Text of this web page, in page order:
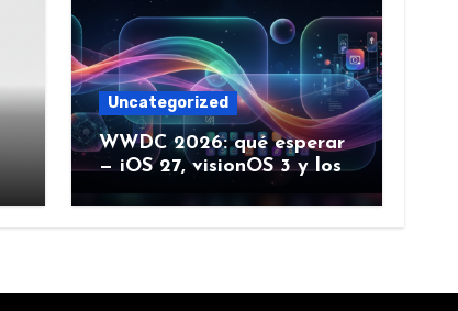
Uncategorized
WWDC 2026: qué esperar
— iOS 27, visionOS 3 y los
rumores creíbles